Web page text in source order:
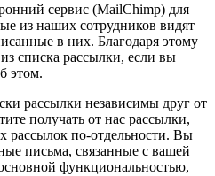
сервис (MailChimp) для
из наших сотрудников видят
в них. Благодаря этому
списка рассылки, если вы
этом.
рассылки независимы друг от
получать от нас рассылки,
рассылок по-отдельности. Вы
письма, связанные с вашей
функциональностью,